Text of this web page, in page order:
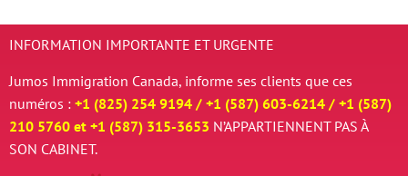
INFORMATION IMPORTANTE ET URGENTE
Jumos Immigration Canada, informe ses clients que ces
numéros : +1 (825) 254 9194 / +1 (587) 603-6214 / +1 (587)
210 5760 et +1 (587) 315-3653 N’APPARTIENNENT PAS À
SON CABINET.